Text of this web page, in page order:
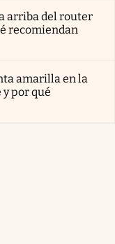
arriba del router
recomiendan
amarilla en la
por qué